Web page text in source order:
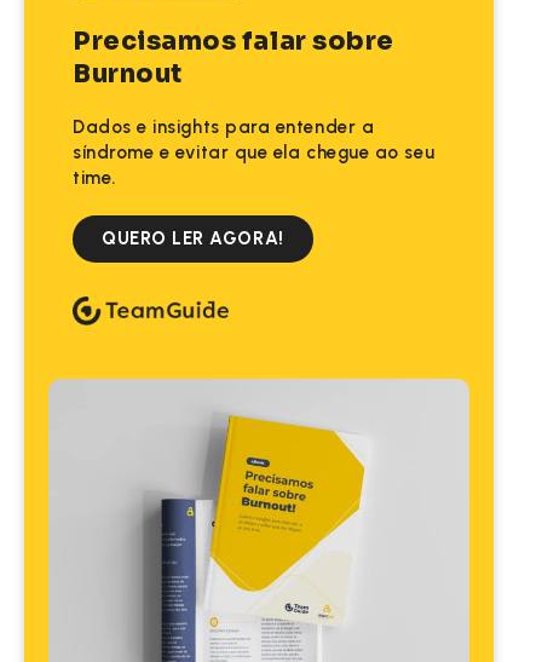
Precisamos falar sobre
Burnout
Dados e insights para entender a
síndrome e evitar que ela chegue ao seu
time.
QUERO LER AGORA!